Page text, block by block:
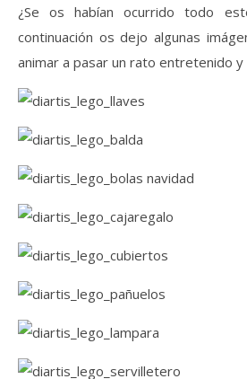
¿Se os habían ocurrido todo
continuación os dejo algunas
animar a pasar un rato entretenido y